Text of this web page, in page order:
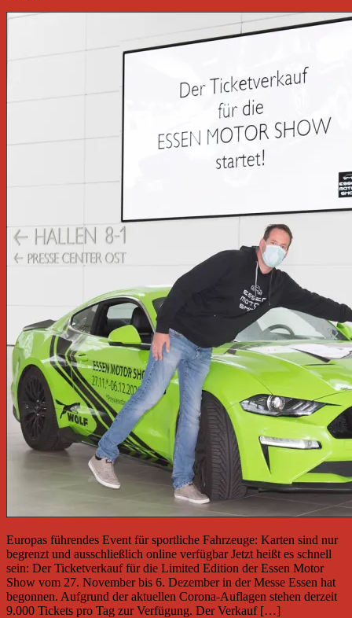
Europas führendes Event für sportliche Fahrzeuge: Karten sind nur
begrenzt und ausschließlich online verfügbar Jetzt heißt es schnell
sein: Der Ticketverkauf für die Limited Edition der Essen Motor
Show vom 27. November bis 6. Dezember in der Messe Essen hat
begonnen. Aufgrund der aktuellen Corona-Auflagen stehen derzeit
9.000 Tickets pro Tag zur Verfügung. Der Verkauf […]